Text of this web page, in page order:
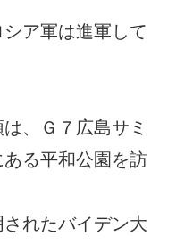
ア軍は進軍して
、Ｇ７広島サミ
る平和公園を訪
れたバイデン大